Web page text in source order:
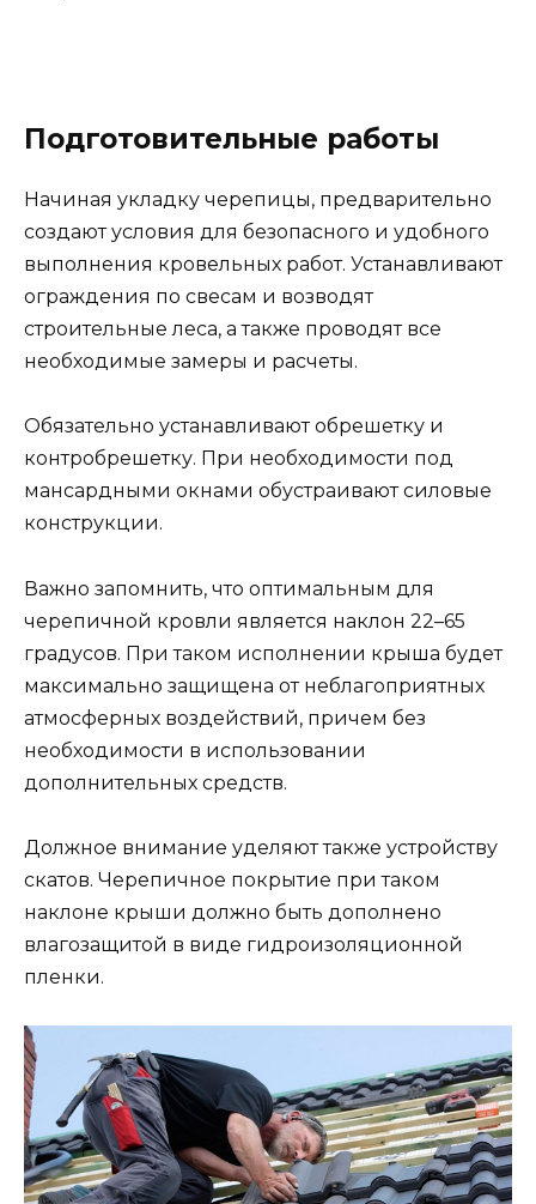
Подготовительные работы
Начиная укладку черепицы, предварительно
создают условия для безопасного и удобного
выполнения кровельных работ. Устанавливают
ограждения по свесам и возводят
строительные леса, а также проводят все
необходимые замеры и расчеты.
Обязательно устанавливают обрешетку и
контробрешетку. При необходимости под
мансардными окнами обустраивают силовые
конструкции.
Важно запомнить, что оптимальным для
черепичной кровли является наклон 22–65
градусов. При таком исполнении крыша будет
максимально защищена от неблагоприятных
атмосферных воздействий, причем без
необходимости в использовании
дополнительных средств.
Должное внимание уделяют также устройству
скатов. Черепичное покрытие при таком
наклоне крыши должно быть дополнено
влагозащитой в виде гидроизоляционной
пленки.